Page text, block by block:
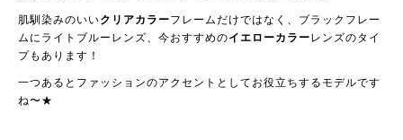
肌馴染みのいいクリアカラーフレームだけではなく、ブラックフレー
ムにライトブルーレンズ、今おすすめのイエローカラーレンズのタイ
プもあります！
一つあるとファッションのアクセントとしてお役立ちするモデルです
ね〜★